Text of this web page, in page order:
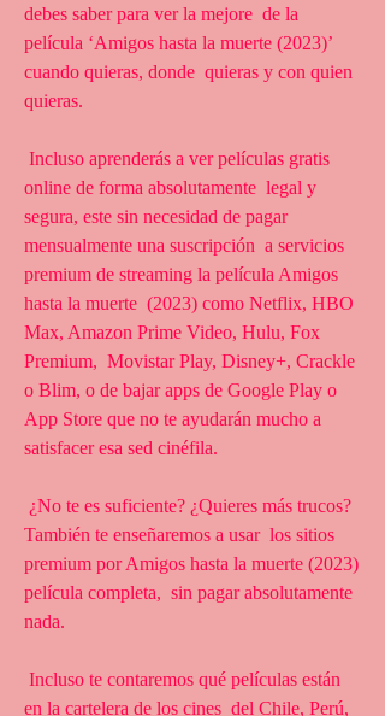
debes saber para ver la mejore  de la
película ‘Amigos hasta la muerte (2023)’
cuando quieras, donde  quieras y con quien
quieras.
online de forma absolutamente  legal y
segura, este sin necesidad de pagar
mensualmente una suscripción  a servicios
premium de streaming la película Amigos
hasta la muerte  (2023) como Netflix, HBO
Max, Amazon Prime Video, Hulu, Fox
Premium,  Movistar Play, Disney+, Crackle
o Blim, o de bajar apps de Google Play o
App Store que no te ayudarán mucho a
satisfacer esa sed cinéfila.
También te enseñaremos a usar  los sitios
premium por Amigos hasta la muerte (2023)
película completa,  sin pagar absolutamente
nada.
en la cartelera de los cines  del Chile, Perú,